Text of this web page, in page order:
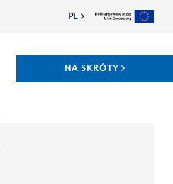
PL
NA SKRÓTY